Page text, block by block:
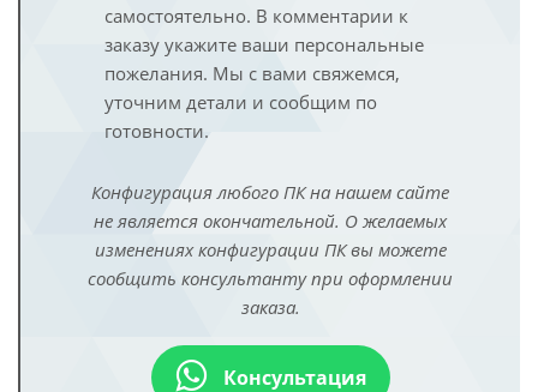
самостоятельно. В комментарии к
заказу укажите ваши персональные
пожелания. Мы с вами свяжемся,
уточним детали и сообщим по
готовности.
Конфигурация любого ПК на нашем сайте
не является окончательной. О желаемых
изменениях конфигурации ПК вы можете
сообщить консультанту при оформлении
заказа.
Консультация